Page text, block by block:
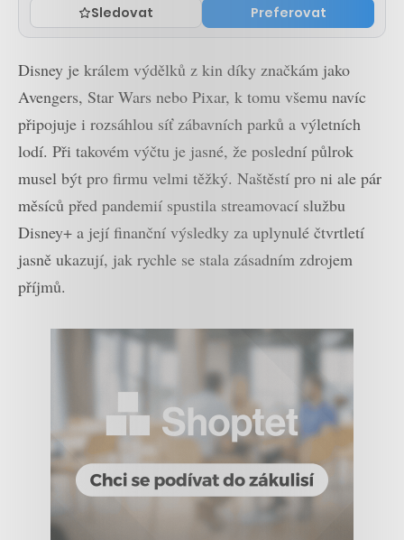
Sledovat Preferovat
Disney je králem výdělků z kin díky značkám jako
Avengers, Star Wars nebo Pixar, k tomu všemu navíc
připojuje i rozsáhlou síť zábavních parků a výletních
lodí. Při takovém výčtu je jasné, že poslední půlrok
musel být pro firmu velmi těžký. Naštěstí pro ni ale pár
měsíců před pandemií spustila streamovací službu
Disney+ a její finanční výsledky za uplynulé čtvrtletí
jasně ukazují, jak rychle se stala zásadním zdrojem
příjmů.